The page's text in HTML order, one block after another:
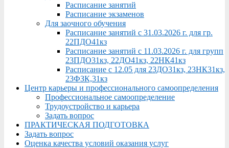
Расписание занятий
Расписание экзаменов
Для заочного обучения
Расписание занятий с 31.03.2026 г. для гр.
22ПДО41кз
Расписание занятий с 11.03.2026 г. для групп
23ПДО31кз, 22ДО41кз, 22НК41кз
Расписание с 12.05 для 23ДО31кз, 23НК31кз,
23ФЗК,31кз
Центр карьеры и профессионального самоопределения
Профессиональное самоопределение
Трудоустройство и карьера
Задать вопрос
ПРАКТИЧЕСКАЯ ПОДГОТОВКА
Задать вопрос
Оценка качества условий оказания услуг